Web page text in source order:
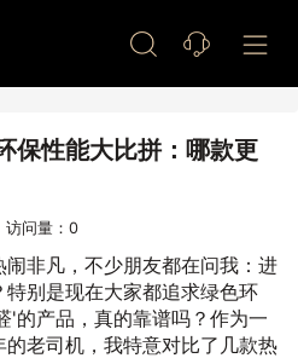
保性能大比拼：哪款更
问量： 0
非凡，不少朋友都在问我：进
别是现在大家都追求绿色环
'的产品，真的靠谱吗？作为一
老司机，我特意对比了几款热